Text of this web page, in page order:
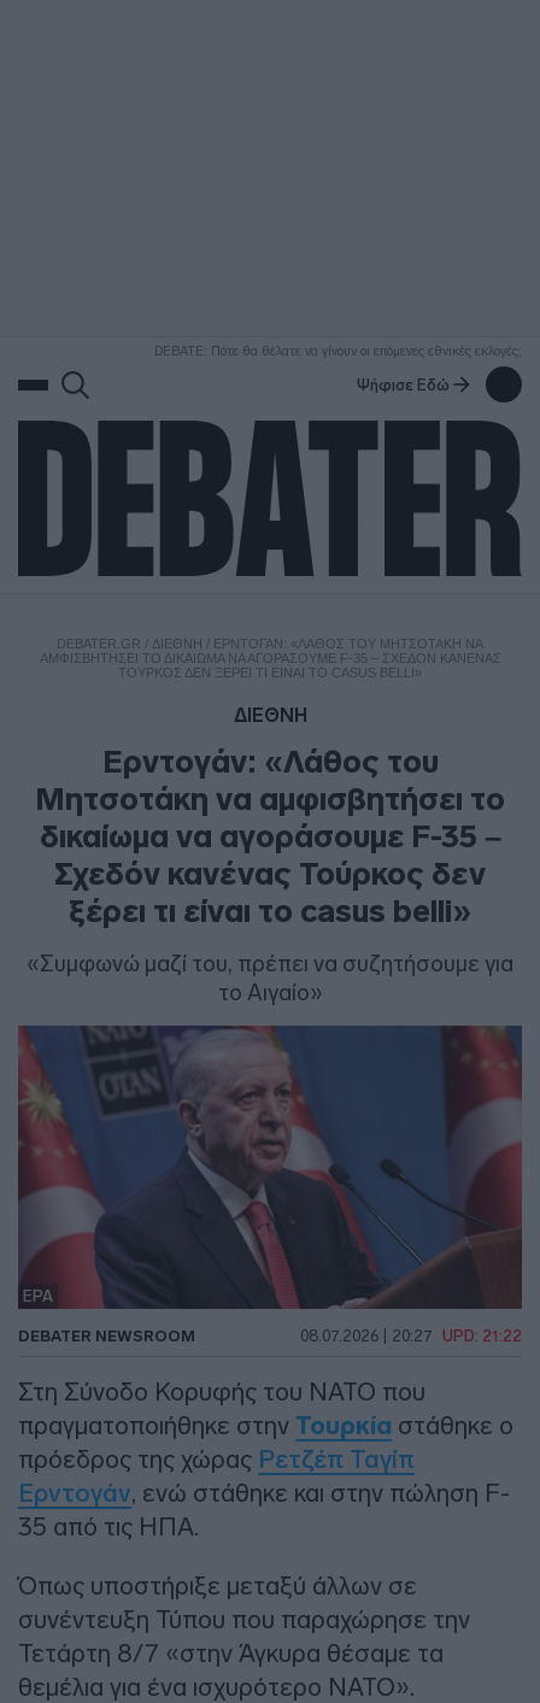
DEBATE: Πότε θα θέλατε να γίνουν οι επόμενες εθνικές εκλογές;
Ψήφισε Εδώ
DEBATER.GR / ΔΙΕΘΝΗ / ΕΡΝΤΟΓΆΝ: «ΛΆΘΟΣ ΤΟΥ ΜΗΤΣΟΤΆΚΗ ΝΑ
ΑΜΦΙΣΒΗΤΉΣΕΙ ΤΟ ΔΙΚΑΊΩΜΑ ΝΑ ΑΓΟΡΆΣΟΥΜΕ F-35 – ΣΧΕΔΌΝ ΚΑΝΈΝΑΣ
ΤΟΎΡΚΟΣ ΔΕΝ ΞΈΡΕΙ ΤΙ ΕΊΝΑΙ ΤΟ CASUS BELLI»
ΔΙΕΘΝΗ
Ερντογάν: «Λάθος του
Μητσοτάκη να αμφισβητήσει το
δικαίωμα να αγοράσουμε F-35 –
Σχεδόν κανένας Τούρκος δεν
ξέρει τι είναι το casus belli»
«Συμφωνώ μαζί του, πρέπει να συζητήσουμε για
το Αιγαίο»
EPA
DEBATER NEWSROOM 08.07.2026 | 20:27 UPD: 21:22
Στη Σύνοδο Κορυφής του ΝΑΤΟ που
πραγματοποιήθηκε στην Τουρκία στάθηκε ο
πρόεδρος της χώρας Ρετζέπ Ταγίπ
Ερντογάν, ενώ στάθηκε και στην πώληση F-
35 από τις ΗΠΑ.
Όπως υποστήριξε μεταξύ άλλων σε
συνέντευξη Τύπου που παραχώρησε την
Τετάρτη 8/7 «στην Άγκυρα θέσαμε τα
θεμέλια για ένα ισχυρότερο ΝΑΤΟ».